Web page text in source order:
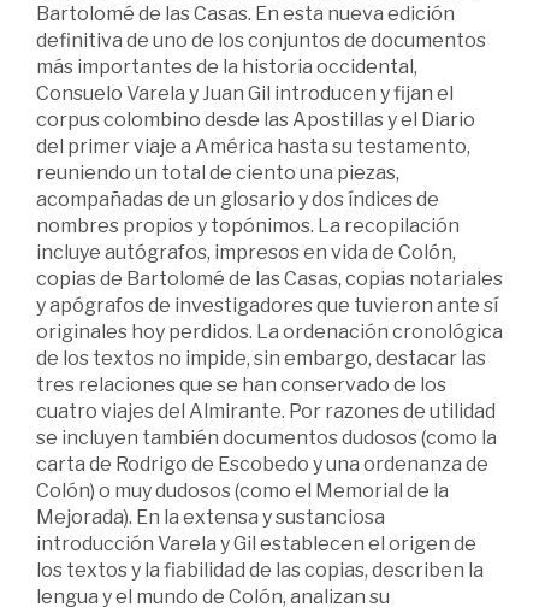
Bartolomé de las Casas. En esta nueva edición
definitiva de uno de los conjuntos de documentos
más importantes de la historia occidental,
Consuelo Varela y Juan Gil introducen y fijan el
corpus colombino desde las Apostillas y el Diario
del primer viaje a América hasta su testamento,
reuniendo un total de ciento una piezas,
acompañadas de un glosario y dos índices de
nombres propios y topónimos. La recopilación
incluye autógrafos, impresos en vida de Colón,
copias de Bartolomé de las Casas, copias notariales
y apógrafos de investigadores que tuvieron ante sí
originales hoy perdidos. La ordenación cronológica
de los textos no impide, sin embargo, destacar las
tres relaciones que se han conservado de los
cuatro viajes del Almirante. Por razones de utilidad
se incluyen también documentos dudosos (como la
carta de Rodrigo de Escobedo y una ordenanza de
Colón) o muy dudosos (como el Memorial de la
Mejorada). En la extensa y sustanciosa
introducción Varela y Gil establecen el origen de
los textos y la fiabilidad de las copias, describen la
lengua y el mundo de Colón, analizan su